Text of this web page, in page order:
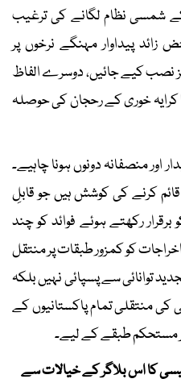
شمسی نظام لگانے کی ترغیب
پیداوار مہنگے نرخوں پر
کیے جائیں، دوسرے الفاظ
کرایہ خوری کے رحجان کی حوصلہ
اور منصفانہ دونوں ہونا چاہیے۔
قائم کرنے کی کوشش ہیں جو قابلِ
برقرار رکھتے ہوئے فوائد کو چند
کو کمزور طبقات پر منتقل
توانائی سے پسپائی نہیں بلکہ
کی منتقلی تمام پاکستانیوں کے
مستحکم طبقے کے لیے۔
کا اس بلاگر کے خیالات سے